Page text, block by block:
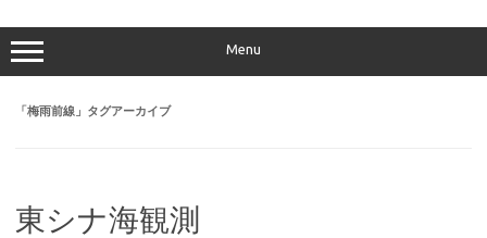
Menu
「梅雨前線 」タグアーカイブ
東シナ海観測